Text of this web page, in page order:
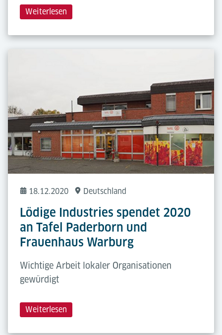
Weiterlesen
18.12.2020 Deutschland
Lödige Industries spendet 2020
an Tafel Paderborn und
Frauenhaus Warburg
Wichtige Arbeit lokaler Organisationen
gewürdigt
Weiterlesen